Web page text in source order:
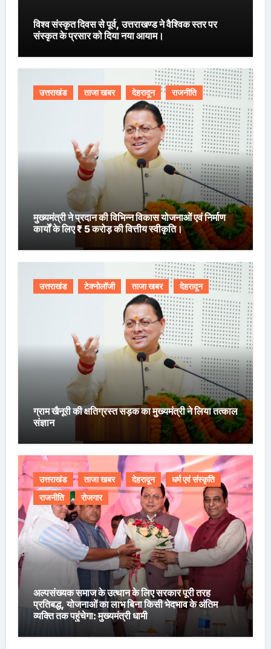
विश्व संस्कृत दिवस से पूर्व, उत्तराखण्ड ने वैश्विक स्तर पर
संस्कृत के प्रसार को दिया नया आयाम।
उत्तराखंड ताजा खबर देहरादून राजनीति
मुख्यमंत्री ने प्रदान की विभिन्न विकास योजनाओं एवं निर्माण
कार्यों के लिए ₹ 5 करोड़ की वित्तीय स्वीकृति।
उत्तराखंड टेक्नोलॉजी ताजा खबर देहरादून
ग्राम खैनूरी की क्षतिग्रस्त सड़क का मुख्यमंत्री ने लिया तत्काल
संज्ञान
उत्तराखंड ताजा खबर देहरादून
धर्म एवं संस्कृति
राजनीति
रोजगार
अल्पसंख्यक समाज के उत्थान के लिए सरकार पूरी तरह
प्रतिबद्ध, योजनाओं का लाभ बिना किसी भेदभाव के अंतिम
व्यक्ति तक पहुंचेगा: मुख्यमंत्री धामी